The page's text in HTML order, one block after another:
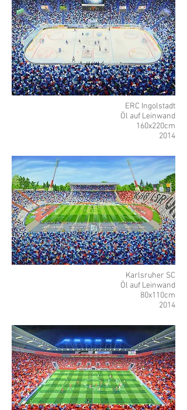
ERC Ingolstadt
Öl auf Leinwand
160x220cm
2014
Karlsruher SC
Öl auf Leinwand
80x110cm
2014